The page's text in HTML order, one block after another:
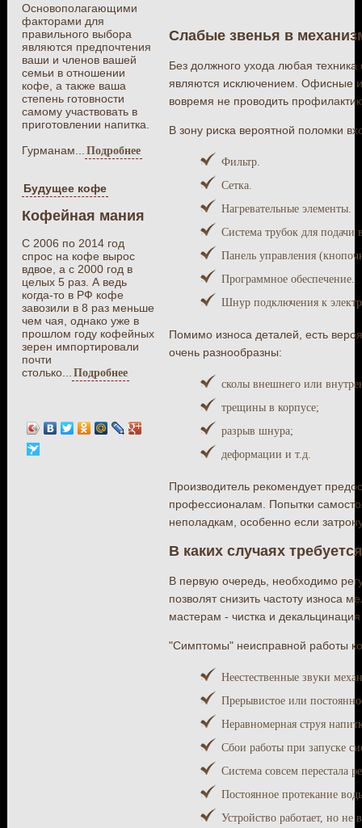
Основополагающими
факторами для
правильного выбора
являются предпочтения
ваши и членов вашей
семьи в отношении
кофе, а также ваша
степень готовности
самому участвовать в
приготовлении напитка.
Гурманам...
Подробнее
Будущее кофе
Кофейная мания
С 2006 по 2014 год
спрос на кофе вырос
вдвое, а с 2000 год в
целых 5 раз. А ведь
когда-то в РФ кофе
завозили в 8 раз меньше
чем чая, однако уже в
прошлом году кофейных
зерен импортировали
почти
столько...
Подробнее
Слабые звенья в
Без должного ухода любая
являются исключением. Офисные
вовремя не проводить
В зону риска вероятной поломки
Фильтр.
Сетка.
Нагревательные элементы.
Система трубок для подачи
Панель управления
Программное обеспечение.
Шнур подключения к
Помимо износа деталей, есть
очень разнообразны:
сколы внешнего или
трещины в корпусе;
разрыв шнура;
деформации и т.д.
Производитель рекомендует
профессионалам. Попытки
неполадкам, особенно если
В каких случаях
В первую очередь, необходимо
позволят снизить частоту износа
мастерам - чистка и
"Симптомы" неисправной работы
Неестественные звуки
Прерывистое или
Неравномерная струя
Сбои работы при запуске
Система совсем перестала
Постоянное протекание
Устройство работает, но не